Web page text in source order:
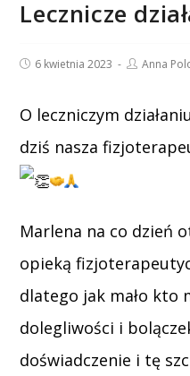
Lecznicze
Post6 kwietnia 2023
PostAnna
O leczniczym
dziś nasza
Marlena na co dzień
opieką
dlatego jak mało kto
dolegliwości i
doświadczenie i tę